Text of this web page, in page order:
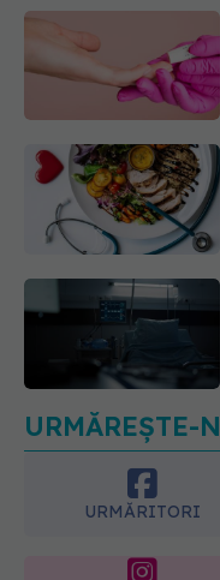
URMĂREȘTE-
URMĂRITORI